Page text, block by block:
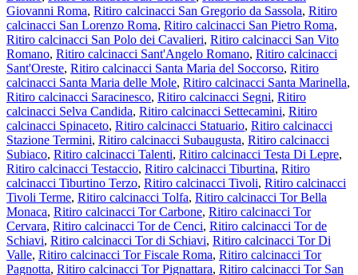
Giovanni Roma, Ritiro calcinacci San Gregorio da Sassola, Ritiro
calcinacci San Lorenzo Roma, Ritiro calcinacci San Pietro Roma,
Ritiro calcinacci San Polo dei Cavalieri, Ritiro calcinacci San Vito
Romano, Ritiro calcinacci Sant'Angelo Romano, Ritiro calcinacci
Sant'Oreste, Ritiro calcinacci Santa Maria del Soccorso, Ritiro
calcinacci Santa Maria delle Mole, Ritiro calcinacci Santa Marinella,
Ritiro calcinacci Saracinesco, Ritiro calcinacci Segni, Ritiro
calcinacci Selva Candida, Ritiro calcinacci Settecamini, Ritiro
calcinacci Spinaceto, Ritiro calcinacci Statuario, Ritiro calcinacci
Stazione Termini, Ritiro calcinacci Subaugusta, Ritiro calcinacci
Subiaco, Ritiro calcinacci Talenti, Ritiro calcinacci Testa Di Lepre,
Ritiro calcinacci Testaccio, Ritiro calcinacci Tiburtina, Ritiro
calcinacci Tiburtino Terzo, Ritiro calcinacci Tivoli, Ritiro calcinacci
Tivoli Terme, Ritiro calcinacci Tolfa, Ritiro calcinacci Tor Bella
Monaca, Ritiro calcinacci Tor Carbone, Ritiro calcinacci Tor
Cervara, Ritiro calcinacci Tor de Cenci, Ritiro calcinacci Tor de
Schiavi, Ritiro calcinacci Tor di Schiavi, Ritiro calcinacci Tor Di
Valle, Ritiro calcinacci Tor Fiscale Roma, Ritiro calcinacci Tor
Pagnotta, Ritiro calcinacci Tor Pignattara, Ritiro calcinacci Tor San